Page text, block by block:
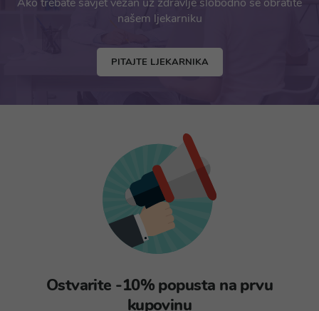
našem ljekarniku
PITAJTE LJEKARNIKA
Ostvarite -10% popusta na prvu
kupovinu